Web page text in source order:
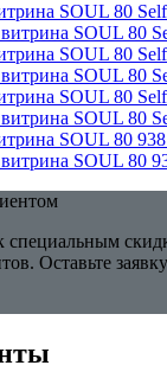
SOUL 80
SOUL 80
SOUL 80
SOUL 80
специальным
Оставьте